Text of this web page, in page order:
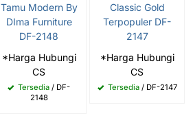
Tamu Modern By
DIma Furniture
DF-2148
*Harga Hubungi
CS
Tersedia / DF-
2148
Classic Gold
Terpopuler DF-
2147
*Harga Hubungi
CS
Tersedia/ DF-2147